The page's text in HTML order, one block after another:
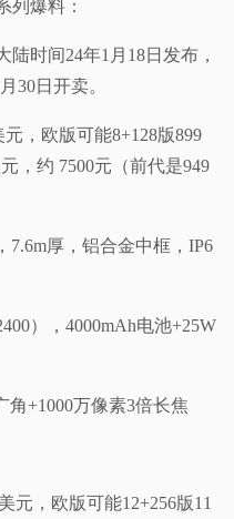
列爆料：
陆时间24年1月18日发布，
30日开卖。
，欧版可能8+128版899
，约 7500元（前代是949
7.6m厚，铝合金中框，IP6
），4000mAh电池+25W
角+1000万像素3倍长焦
元，欧版可能12+256版11